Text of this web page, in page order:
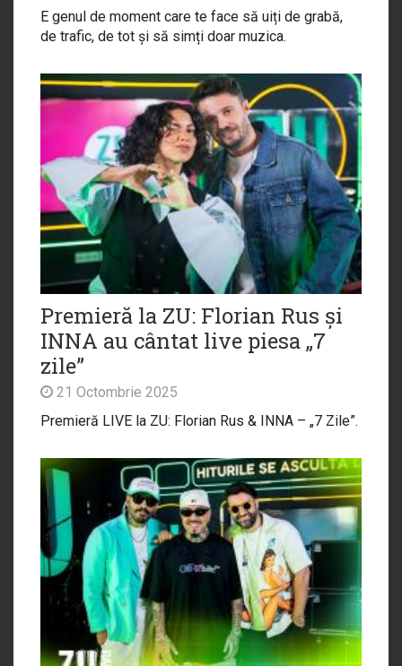
E genul de moment care te face să uiți de grabă,
de trafic, de tot și să simți doar muzica.
Premieră la ZU: Florian Rus și
INNA au cântat live piesa „7
zile”
21 Octombrie 2025
Premieră LIVE la ZU: Florian Rus & INNA – „7 Zile”.